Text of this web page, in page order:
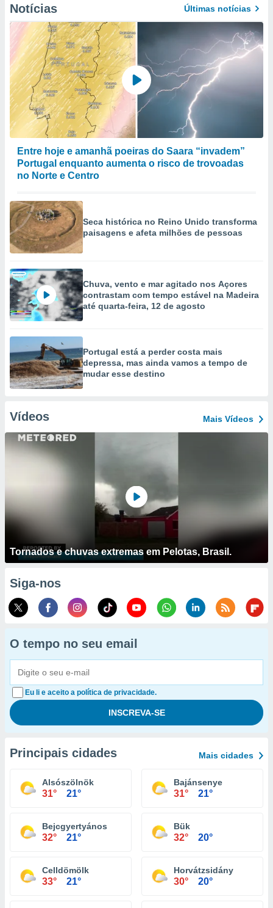
Notícias Últimas notícias
Entre hoje e amanhã poeiras do Saara “invadem”
Portugal enquanto aumenta o risco de trovoadas
no Norte e Centro
Seca histórica no Reino Unido transforma
paisagens e afeta milhões de pessoas
Chuva, vento e mar agitado nos Açores
contrastam com tempo estável na Madeira
até quarta-feira, 12 de agosto
Portugal está a perder costa mais
depressa, mas ainda vamos a tempo de
mudar esse destino
Vídeos Mais Vídeos
Tornados e chuvas extremas em Pelotas, Brasil.
Siga-nos
O tempo no seu email
Eu li e aceito a política de privacidade.
Principais cidades Mais cidades
Alsószölnök
31° 21°
Bajánsenye
31° 21°
Bejcgyertyános
32° 21°
Bük
32° 20°
Celldömölk
33° 21°
Horvátzsidány
30° 20°